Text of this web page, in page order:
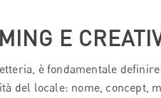
E
è fondamentale
del locale: nome, concept,